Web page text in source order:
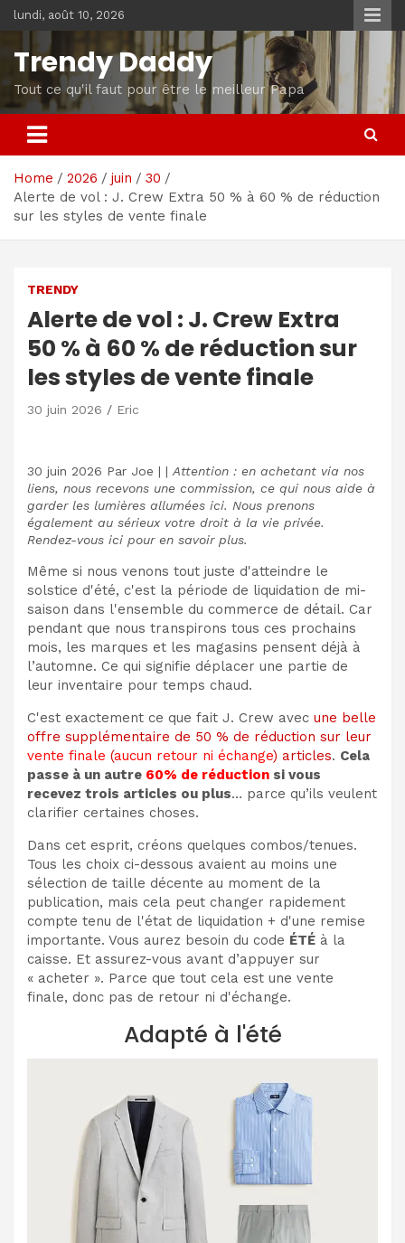
Skip
to
content
lundi, août 10, 2026
Trendy Daddy
Tout ce qu'il faut pour être le meilleur Papa
Home 2026 juin
30
Alerte de vol : J. Crew Extra 50 % à 60 % de réduction
sur les styles de vente finale
TRENDY
Alerte de vol : J. Crew Extra
50 % à 60 % de réduction sur
les styles de vente finale
30 juin 2026 Eric
30 juin 2026 Par Joe | | Attention : en achetant via nos
liens, nous recevons une commission, ce qui nous aide à
garder les lumières allumées ici. Nous prenons
également au sérieux votre droit à la vie privée.
Rendez-vous ici pour en savoir plus.
Même si nous venons tout juste d'atteindre le
solstice d'été, c'est la période de liquidation de mi-
saison dans l'ensemble du commerce de détail. Car
pendant que nous transpirons tous ces prochains
mois, les marques et les magasins pensent déjà à
l’automne. Ce qui signifie déplacer une partie de
leur inventaire pour temps chaud.
C'est exactement ce que fait J. Crew avec une belle
offre supplémentaire de 50 % de réduction sur leur
vente finale (aucun retour ni échange) articles. Cela
passe à un autre 60% de réduction si vous
recevez trois articles ou plus… parce qu’ils veulent
clarifier certaines choses.
Dans cet esprit, créons quelques combos/tenues.
Tous les choix ci-dessous avaient au moins une
sélection de taille décente au moment de la
publication, mais cela peut changer rapidement
compte tenu de l'état de liquidation + d'une remise
importante. Vous aurez besoin du code ÉTÉ à la
caisse. Et assurez-vous avant d’appuyer sur
« acheter ». Parce que tout cela est une vente
finale, donc pas de retour ni d'échange.
Adapté à l'été